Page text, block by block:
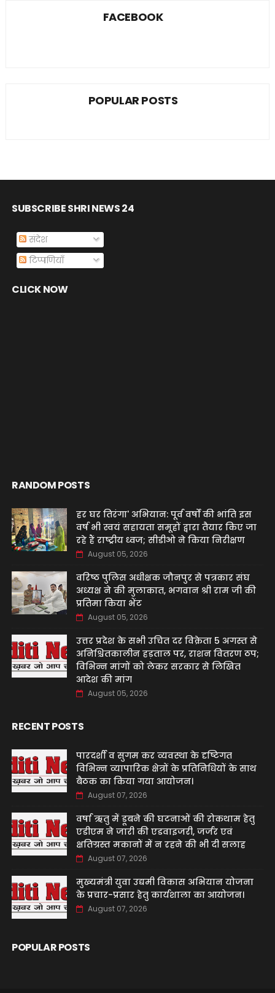
FACEBOOK
POPULAR POSTS
SUBSCRIBE SHRI NEWS 24
संदेश
टिप्पणियाँ
CLICK NOW
RANDOM POSTS
हर घर तिरंगा' अभियान: पूर्व वर्षों की भांति इस
वर्ष भी स्वयं सहायता समूहों द्वारा तैयार किए जा
रहे हैं राष्ट्रीय ध्वज; सीडीओ ने किया निरीक्षण
August 05, 2026
वरिष्ठ पुलिस अधीक्षक जौनपुर से पत्रकार संघ
अध्यक्ष ने की मुलाकात, भगवान श्री राम जी की
प्रतिमा किया भेंट
August 05, 2026
उत्तर प्रदेश के सभी उचित दर विक्रेता 5 अगस्त से
अनिश्चितकालीन हड़ताल पर, राशन वितरण ठप;
विभिन्न मांगों को लेकर सरकार से लिखित
आदेश की मांग
August 05, 2026
RECENT POSTS
पारदर्शी व सुगम कर व्यवस्था के दृष्टिगत
विभिन्न व्यापारिक क्षेत्रों के प्रतिनिधियों के साथ
बैठक का किया गया आयोजन।
August 07, 2026
वर्षा ऋतु में डूबने की घटनाओं की रोकथाम हेतु
एडीएम ने जारी की एडवाइजरी, जर्जर एवं
क्षतिग्रस्त मकानों में न रहने की भी दी सलाह
August 07, 2026
मुख्यमंत्री युवा उद्यमी विकास अभियान योजना
के प्रचार-प्रसार हेतु कार्यशाला का आयोजन।
August 07, 2026
POPULAR POSTS